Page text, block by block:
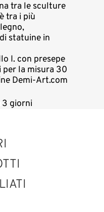
tra le sculture
tra i più
statuine in
I. con presepe
la misura 30
Demi-Art.com
3 giorni